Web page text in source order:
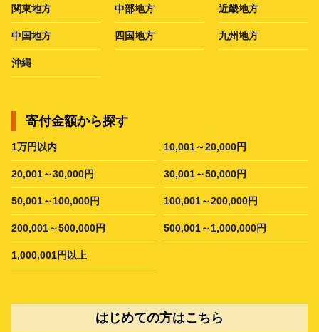
関東地方 中部地方 近畿地方
中国地方 四国地方 九州地方
沖縄
寄付金額から探す
1万円以内 10,001～20,000円
20,001～30,000円 30,001～50,000円
50,001～100,000円 100,001～200,000円
200,001～500,000円 500,001～1,000,000円
1,000,001円以上
はじめての方はこちら